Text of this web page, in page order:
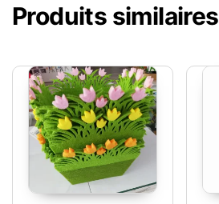
Produits similaires